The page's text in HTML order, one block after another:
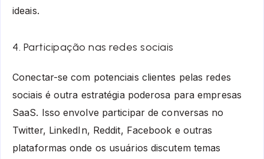
ideais.
4. Participação nas redes sociais
Conectar-se com potenciais clientes pelas redes
sociais é outra estratégia poderosa para empresas
SaaS. Isso envolve participar de conversas no
Twitter, LinkedIn, Reddit, Facebook e outras
plataformas onde os usuários discutem temas